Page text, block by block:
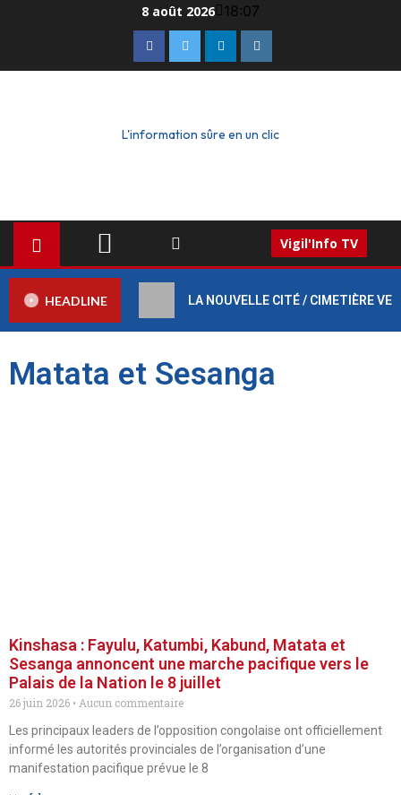
8 août 2026 18:07
L'information sûre en un clic
Vigil'Info TV
HEADLINE LA NOUVELLE CITÉ / CIMETIÈRE
Matata et Sesanga
Kinshasa : Fayulu, Katumbi, Kabund, Matata et
Sesanga annoncent une marche pacifique vers le
Palais de la Nation le 8 juillet
26 juin 2026
Aucun commentaire
Les principaux leaders de l’opposition congolaise ont officiellement
informé les autorités provinciales de l’organisation d’une
manifestation pacifique prévue le 8